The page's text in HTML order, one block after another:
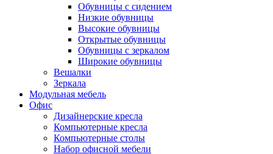
Обувницы с сидением
Низкие обувницы
Высокие обувницы
Открытые обувницы
Обувницы с зеркалом
Широкие обувницы
Вешалки
Зеркала
Модульная мебель
Офис
Дизайнерские кресла
Компьютерные кресла
Компьютерные столы
Набор офисной мебели